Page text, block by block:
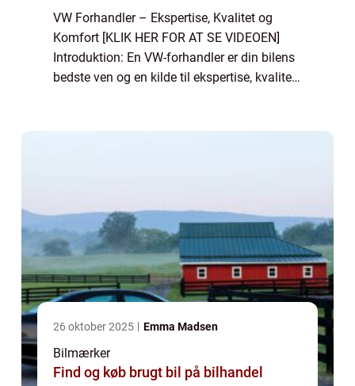
VW Forhandler – Ekspertise, Kvalitet og
Komfort [KLIK HER FOR AT SE VIDEOEN]
Introduktion: En VW-forhandler er din bilens
bedste ven og en kilde til ekspertise, kvalitet
26 oktober 2025 Emma Madsen
Bilmærker
Find og køb brugt bil på bilhandel